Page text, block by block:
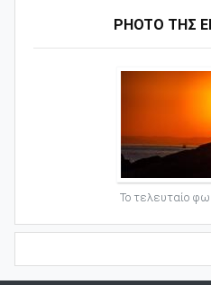
PHOTO ΤΗΣ
Το τελευταίο